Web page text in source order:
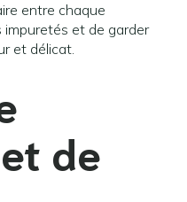
entre chaque
impuretés et de garder
et délicat.
de